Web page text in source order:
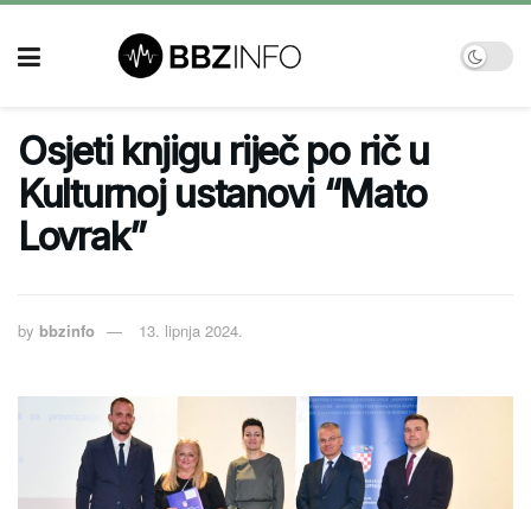
Osjeti knjigu riječ po rič u
Kulturnoj ustanovi “Mato
Lovrak”
by bbzinfo 13. lipnja 2024.